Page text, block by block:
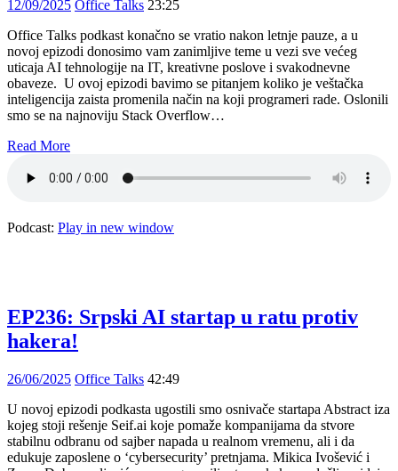
12/09/2025 Office Talks 23:25
Office Talks podkast konačno se vratio nakon letnje pauze, a u
novoj epizodi donosimo vam zanimljive teme u vezi sve većeg
uticaja AI tehnologije na IT, kreativne poslove i svakodnevne
obaveze. U ovoj epizodi bavimo se pitanjem koliko je veštačka
inteligencija zaista promenila način na koji programeri rade. Oslonili
smo se na najnoviju Stack Overflow…
Read More
Podcast: Play in new window
EP236: Srpski AI startap u ratu protiv
hakera!
26/06/2025 Office Talks 42:49
U novoj epizodi podkasta ugostili smo osnivače startapa Abstract iza
kojeg stoji rešenje Seif.ai koje pomaže kompanijama da stvore
stabilnu odbranu od sajber napada u realnom vremenu, ali i da
edukuje zaposlene o ‘cybersecurity’ pretnjama. Mikica Ivošević i